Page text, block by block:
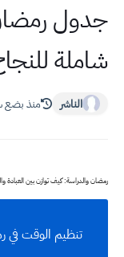
جدول
شاملة
الناشر منذ بضع
رمضان والدراسة: كيف توازن بين
تنظيم الوقت في